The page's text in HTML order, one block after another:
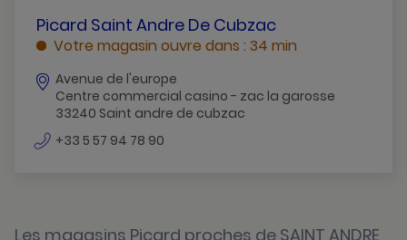
Cars
Coutras
Eysines
Floirac
Gradignan
PICARD
SAINT
DE
CUBZAC
SAINT
ANDRE
Picard Saint Andre De Cubzac
Votre magasin ouvre dans : 34 min
Avenue de l'europe
Centre commercial casino - zac la garosse
33240 Saint andre de cubzac
+33 5 57 94 78 90
Les magasins Picard proches de SAINT ANDRE